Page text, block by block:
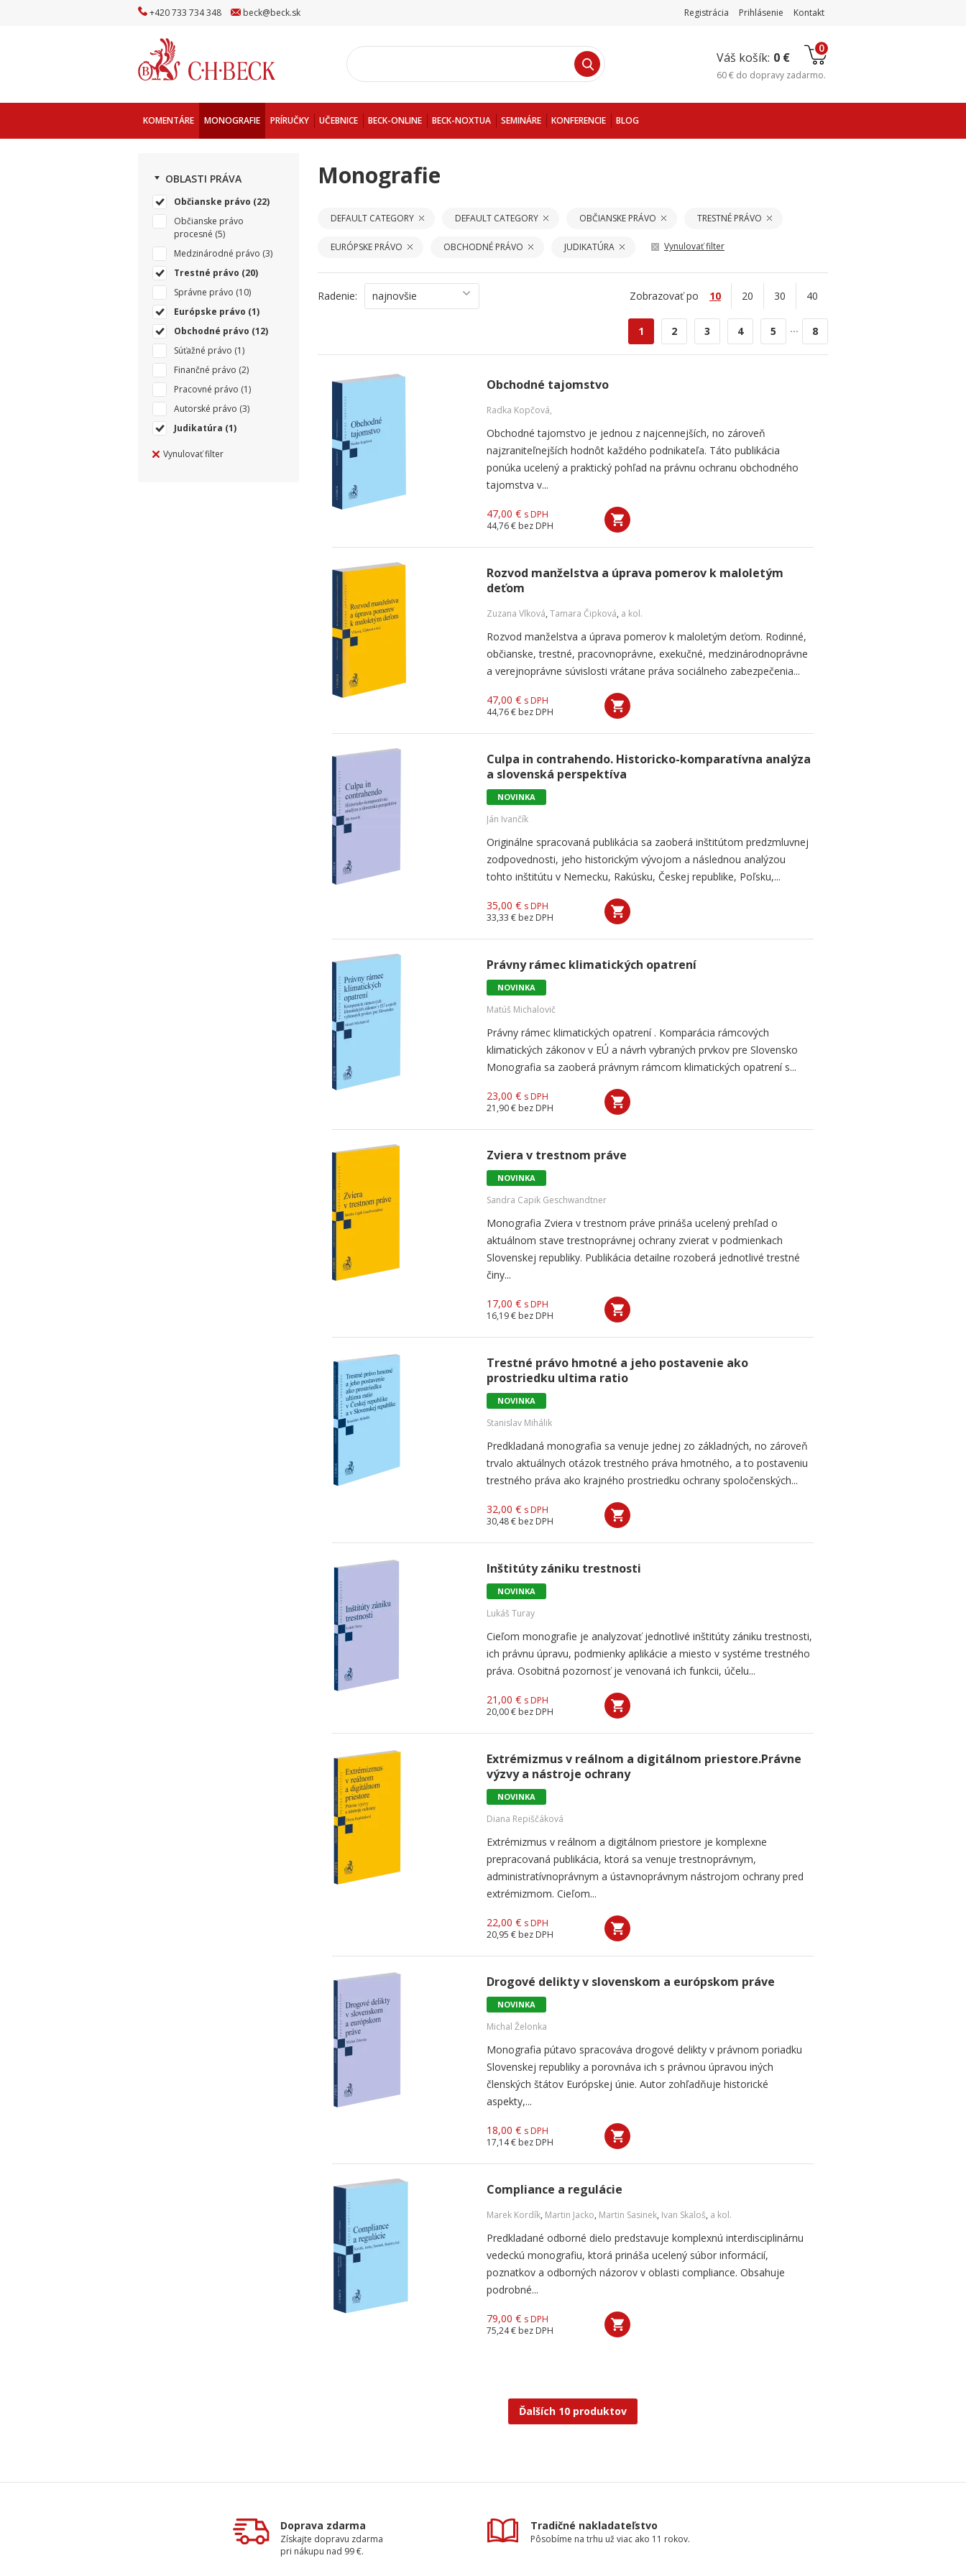
+420733 734348 beck@beck.sk Registrácia Prihlásenie Kontakt
Váš košík: 0 €
0
60 € do dopravy zadarmo.
KOMENTÁRE MONOGRAFIE PRÍRUČKY UČEBNICE BECK-ONLINE BECK-NOXTUA SEMINÁRE KONFERENCIE BLOG
OBLASTI PRÁVA
Občianske právo (22)
Občianske právo
procesné (5)
Medzinárodné právo (3)
Trestné právo (20)
Správne právo (10)
Európske právo (1)
Obchodné právo (12)
Súťažné právo (1)
Finančné právo (2)
Pracovné právo (1)
Autorské právo (3)
Judikatúra (1)
Vynulovať filter
Monografie
DEFAULT CATEGORY DEFAULT CATEGORY OBČIANSKE PRÁVO TRESTNÉ PRÁVO
EURÓPSKE PRÁVO OBCHODNÉ PRÁVO JUDIKATÚRA Vynulovať filter
Radenie: najnovšie Zobrazovať po 10 20 30 40
1 2 3 4 5 ... 8
Obchodné tajomstvo
Radka Kopčová,
Obchodné tajomstvo je jednou z najcennejších, no zároveň
najzraniteľnejších hodnôt každého podnikateľa. Táto publikácia
ponúka ucelený a praktický pohľad na právnu ochranu obchodného
tajomstva v...
47,00 € s DPH
44,76 € bez DPH
Rozvod manželstva a úprava pomerov k maloletým
deťom
Zuzana Vlková, Tamara Čipková, a kol.
Rozvod manželstva a úprava pomerov k maloletým deťom. Rodinné,
občianske, trestné, pracovnoprávne, exekučné, medzinárodnoprávne
a verejnoprávne súvislosti vrátane práva sociálneho zabezpečenia...
47,00 € s DPH
44,76 € bez DPH
Culpa in contrahendo. Historicko-komparatívna analýza
a slovenská perspektíva
NOVINKA
Ján Ivančík
Originálne spracovaná publikácia sa zaoberá inštitútom predzmluvnej
zodpovednosti, jeho historickým vývojom a následnou analýzou
tohto inštitútu v Nemecku, Rakúsku, Českej republike, Poľsku,...
35,00 € s DPH
33,33 € bez DPH
Právny rámec klimatických opatrení
NOVINKA
Matúš Michalovič
Právny rámec klimatických opatrení . Komparácia rámcových
klimatických zákonov v EÚ a návrh vybraných prvkov pre Slovensko
Monografia sa zaoberá právnym rámcom klimatických opatrení s...
23,00 € s DPH
21,90 € bez DPH
Zviera v trestnom práve
NOVINKA
Sandra Capik Geschwandtner
Monografia Zviera v trestnom práve prináša ucelený prehľad o
aktuálnom stave trestnoprávnej ochrany zvierat v podmienkach
Slovenskej republiky. Publikácia detailne rozoberá jednotlivé trestné
činy...
17,00 € s DPH
16,19 € bez DPH
Trestné právo hmotné a jeho postavenie ako
prostriedku ultima ratio
NOVINKA
Stanislav Mihálik
Predkladaná monografia sa venuje jednej zo základných, no zároveň
trvalo aktuálnych otázok trestného práva hmotného, a to postaveniu
trestného práva ako krajného prostriedku ochrany spoločenských...
32,00 € s DPH
30,48 € bez DPH
Inštitúty zániku trestnosti
NOVINKA
Lukáš Turay
Cieľom monografie je analyzovať jednotlivé inštitúty zániku trestnosti,
ich právnu úpravu, podmienky aplikácie a miesto v systéme trestného
práva. Osobitná pozornosť je venovaná ich funkcii, účelu...
21,00 € s DPH
20,00 € bez DPH
Extrémizmus v reálnom a digitálnom priestore.Právne
výzvy a nástroje ochrany
NOVINKA
Diana Repiščáková
Extrémizmus v reálnom a digitálnom priestore je komplexne
prepracovaná publikácia, ktorá sa venuje trestnoprávnym,
administratívnoprávnym a ústavnoprávnym nástrojom ochrany pred
extrémizmom. Cieľom...
22,00 € s DPH
20,95 € bez DPH
Drogové delikty v slovenskom a európskom práve
NOVINKA
Michal Želonka
Monografia pútavo spracováva drogové delikty v právnom poriadku
Slovenskej republiky a porovnáva ich s právnou úpravou iných
členských štátov Európskej únie. Autor zohľadňuje historické
aspekty,...
18,00 € s DPH
17,14 € bez DPH
Compliance a regulácie
Marek Kordík, Martin Jacko, Martin Sasinek, Ivan Skaloš, a kol.
Predkladané odborné dielo predstavuje komplexnú interdisciplinárnu
vedeckú monografiu, ktorá prináša ucelený súbor informácií,
poznatkov a odborných názorov v oblasti compliance. Obsahuje
podrobné...
79,00 € s DPH
75,24 € bez DPH
Ďalších 10 produktov
Doprava zdarma
Získajte dopravu zdarma
pri nákupu nad 99 €.
Tradičné nakladateľstvo
Pôsobíme na trhu už viac ako 11 rokov.